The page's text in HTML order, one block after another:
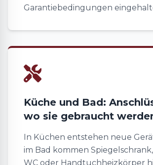
Garantiebedingungen
Küche und Bad:
wo sie gebraucht
In Küchen entstehen neue
im Bad kommen
WC oder Handtuchheizkörper